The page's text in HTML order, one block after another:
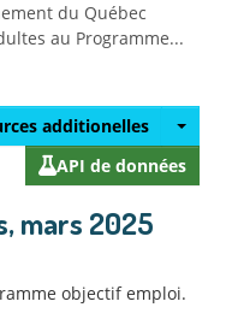
du Québec
au Programme...
additionelles
API de données
mars 2025
objectif emploi.